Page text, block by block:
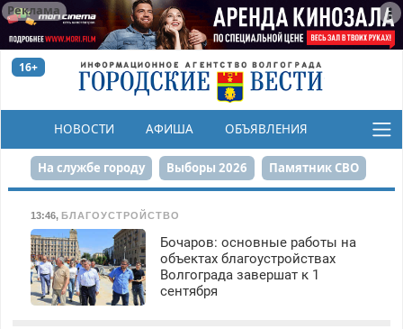
Реклама
16+
НОВОСТИ АФИША ОБЪЯВЛЕНИЯ
КОНКУРСЫ
На службе городу Выборы 2026 Памятник СВО
Сталинград в сердце
Набережная День Победы Реконструкция ЦПКиО
80-летие Победы Парк Героев-летчиков
13:46, БЛАГОУСТРОЙСТВО
Бочаров: основные работы на
объектах благоустройствах
Волгограда завершат к 1
сентября